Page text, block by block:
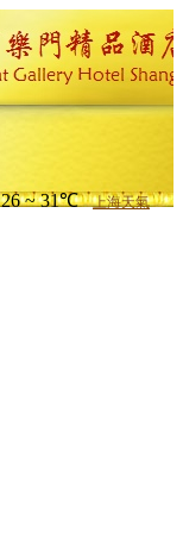
26 ~ 31℃ 上海天氣